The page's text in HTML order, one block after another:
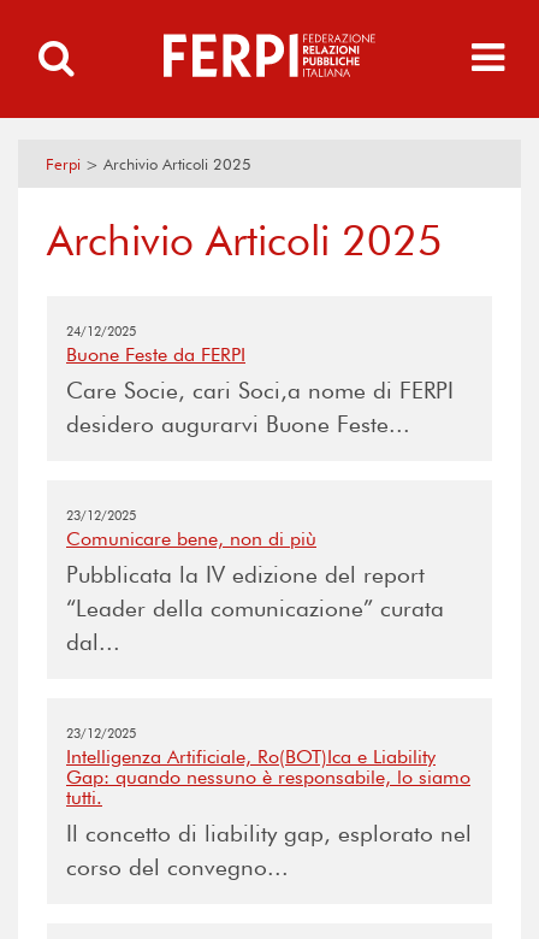
Ferpi > Archivio Articoli 2025
Archivio Articoli 2025
24/12/2025
Buone Feste da FERPI
Care Socie, cari Soci,a nome di FERPI
desidero augurarvi Buone Feste...
23/12/2025
Comunicare bene, non di più
Pubblicata la IV edizione del report
“Leader della comunicazione” curata
dal...
23/12/2025
Intelligenza Artificiale, Ro(BOT)Ica e Liability
Gap: quando nessuno è responsabile, lo siamo
tutti.
Il concetto di liability gap, esplorato nel
corso del convegno...